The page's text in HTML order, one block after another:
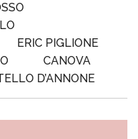
ERIC PIGLIONE
CANOVA
D’ANNONE